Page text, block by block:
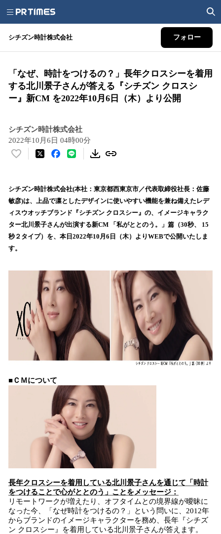
シチズン時計株式会社 フォロー
「なぜ、時計をつけるの？」長年クロスシーを着用
する北川景子さんが答える『シチズン クロスシ
ー』新CM を2022年10月6日（木）より公開
シチズン時計株式会社
2022年10月6日 04時00分
い
！
数
を
読
込
み
で
シチズン時計株式会社(本社：東京都西東京市／代表取締役社長：佐藤
敏彦)は、上品で凛としたデザインに使いやすい機能を兼ね備えたレデ
ィスウオッチブランド『シチズン クロスシー』の、イメージキャラク
ター北川景子さんが出演する新CM 「私がととのう。」篇（30秒、 15
秒２タイプ）を、本日2022年10月6日（木）よりWEBで公開いたしま
す。
■ＣＭについて
長年クロスシーを着用している北川景子さんを通じて「時計
をつけることで心がととのう」ことをメッセージ：
リモートワークが増えたり、オフタイムとの境界線が曖昧に
なった今、「なぜ時計をつけるの？」という問いに、2012年
からブランドのイメージキャラクターを務め、長年『シチズ
ン クロスシー』を着用している北川景子さんが答えます。